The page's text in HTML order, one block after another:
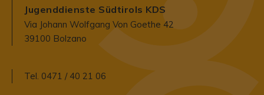
Jugenddienste Südtirols KDS
Via Johann Wolfgang Von Goethe 42
39100 Bolzano
Tel. 0471 / 40 21 06